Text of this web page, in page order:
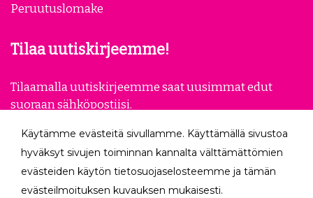
Peruutuslomake
Tilaa uutiskirjeemme!
Tilaamalla uutiskirjeemme saat uusimmat edut
suoraan sähköpostiisi.
Seuraa meitä
Käytämme evästeitä sivullamme. Käyttämällä sivustoa
hyväksyt sivujen toiminnan kannalta välttämättömien
evästeiden käytön tietosuojaselosteemme ja tämän
evästeilmoituksen kuvauksen mukaisesti.